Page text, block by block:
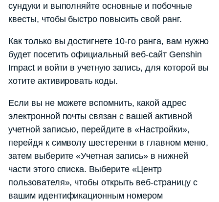
сундуки и выполняйте основные и побочные
квесты, чтобы быстро повысить свой ранг.
Как только вы достигнете 10-го ранга, вам нужно
будет посетить официальный веб-сайт Genshin
Impact и войти в учетную запись, для которой вы
хотите активировать коды.
Если вы не можете вспомнить, какой адрес
электронной почты связан с вашей активной
учетной записью, перейдите в «Настройки»,
перейдя к символу шестеренки в главном меню,
затем выберите «Учетная запись» в нижней
части этого списка. Выберите «Центр
пользователя», чтобы открыть веб-страницу с
вашим идентификационным номером